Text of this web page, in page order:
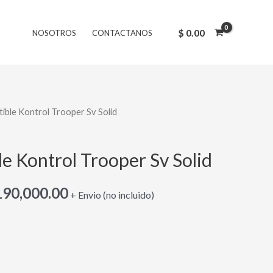
NOSOTROS CONTACTANOS $ 0.00
Kontrol Trooper Sv Solid
Kontrol Trooper Sv Solid
El
actual
es:
+ Envio (no incluido)
$ 230,000.00.$ 190,000.00.